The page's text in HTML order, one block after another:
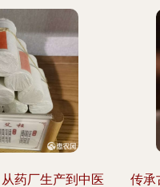
药厂生产到中医
传承